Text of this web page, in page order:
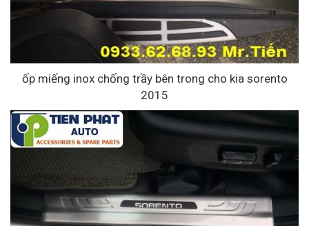
ốp miếng inox chống trầy bên trong cho kia sorento
2015